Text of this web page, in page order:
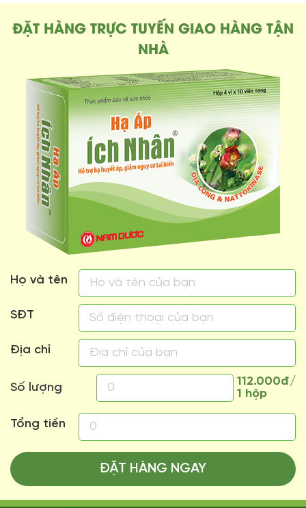
ĐẶT HÀNG TRỰC TUYẾN GIAO HÀNG TẬN
NHÀ
Họ và tên
SĐT
Địa chỉ
Số lượng
112.000đ/
1 hộp
Tổng tiền
ĐẶT HÀNG NGAY